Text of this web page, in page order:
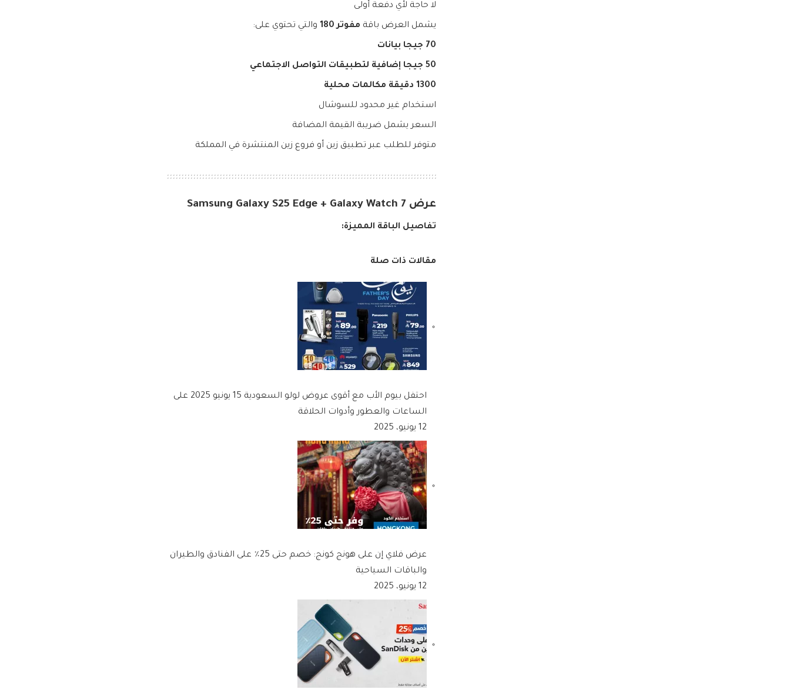
لا حاجة لأي دفعة أولى
يشمل العرض باقة مفوتر 180 والتي تحتوي على:
70 جيجا بيانات
50 جيجا إضافية لتطبيقات التواصل الاجتماعي
1300 دقيقة مكالمات محلية
استخدام غير محدود للسوشال
السعر يشمل ضريبة القيمة المضافة
متوفر للطلب عبر تطبيق زين أو فروع زين المنتشرة في المملكة
عرض Samsung Galaxy S25 Edge + Galaxy Watch 7
تفاصيل الباقة المميزة:
مقالات ذات صلة
احتفل بيوم الأب مع أقوى عروض لولو السعودية 15 يونيو 2025 على
الساعات والعطور وأدوات الحلاقة
12 يونيو، 2025
عرض فلاي إن على هونج كونج: خصم حتى 25٪ على الفنادق والطيران
والباقات السياحية
12 يونيو، 2025